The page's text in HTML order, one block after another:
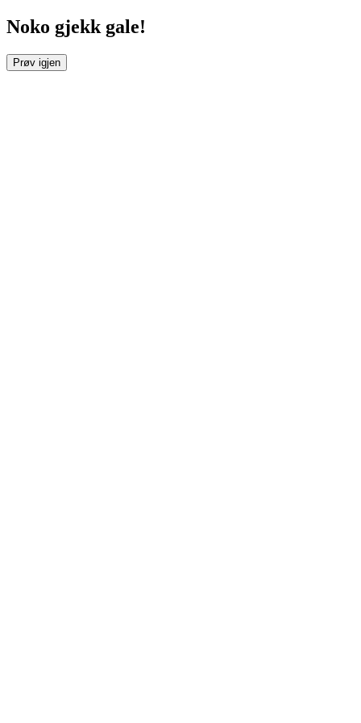
Noko gjekk gale!
Prøv igjen